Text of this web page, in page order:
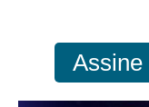
Assine